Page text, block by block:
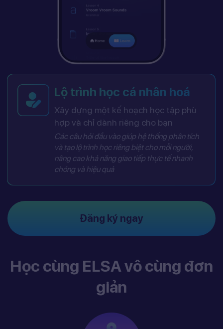
Lộ trình học cá nhân hoá
Xây dựng một kế hoạch học tập phù
hợp và chỉ dành riêng cho bạn
Các câu hỏi đầu vào giúp hệ thống phân tích
và tạo lộ trình học riêng biệt cho mỗi người,
nâng cao khả năng giao tiếp thực tế nhanh
chóng và hiệu quả
Đăng ký ngay
Học cùng ELSA vô cùng đơn
giản